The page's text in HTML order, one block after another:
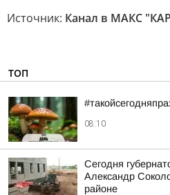
Источник: Канал в МАКС
ТОП
08:10
Сегодня
Александр
районе